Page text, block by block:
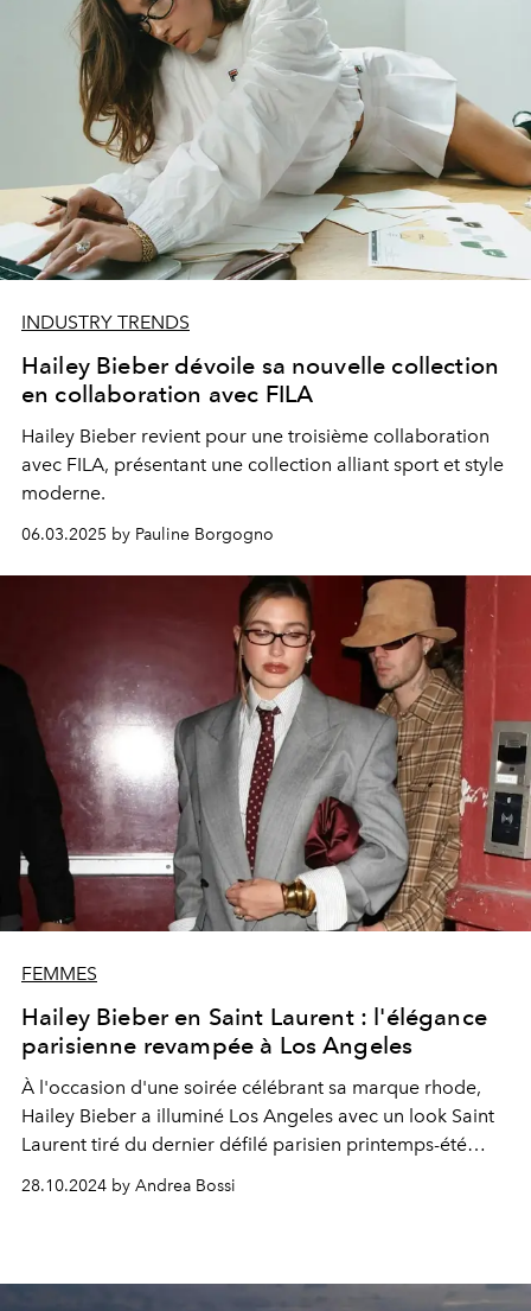
INDUSTRY TRENDS
Hailey Bieber dévoile sa nouvelle collection
en collaboration avec FILA
Hailey Bieber revient pour une troisième collaboration
avec FILA, présentant une collection alliant sport et style
moderne.
06.03.2025 by Pauline Borgogno
FEMMES
Hailey Bieber en Saint Laurent : l'élégance
parisienne revampée à Los Angeles
À l'occasion d'une soirée célébrant sa marque rhode,
Hailey Bieber a illuminé Los Angeles avec un look Saint
Laurent tiré du dernier défilé parisien printemps-été
28.10.2024 by Andrea Bossi